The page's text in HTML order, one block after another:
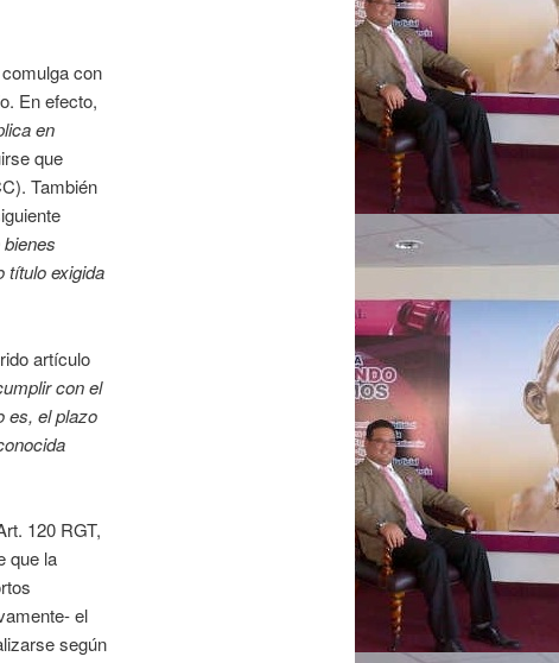
con
En efecto,
en
que
También
título exigida
artículo
con el
es, el plazo
120 RGT,
que la
el
según